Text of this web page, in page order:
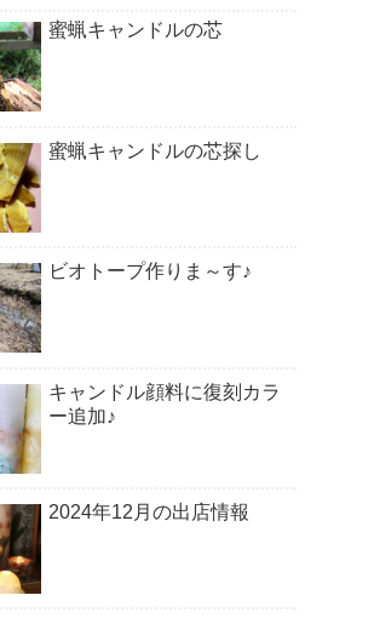
蜜蝋キャンドルの芯
蜜蝋キャンドルの芯探し
ビオトープ作りま～す♪
キャンドル顔料に復刻カラ
ー追加♪
2024年12月の出店情報